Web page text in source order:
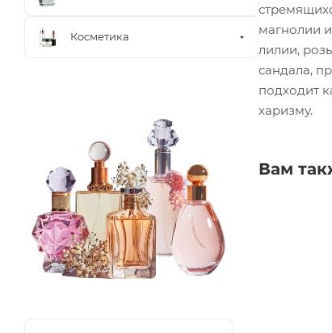
магнолии
лилии,
сандала,
подходит
харизму.
Вам
Косметика